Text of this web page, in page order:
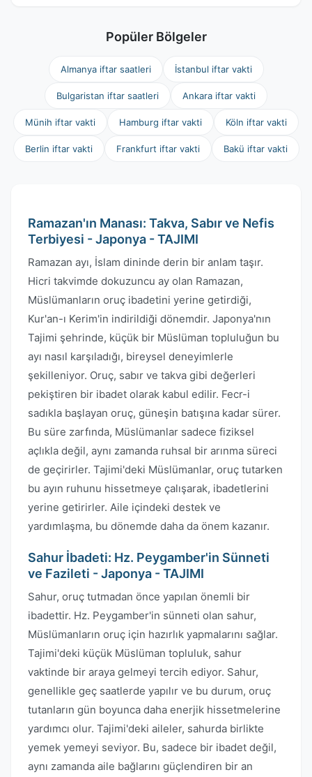
Popüler Bölgeler
Almanya iftar saatleri İstanbul iftar vakti
Bulgaristan iftar saatleri Ankara iftar vakti
Münih iftar vakti Hamburg iftar vakti Köln iftar vakti
Berlin iftar vakti Frankfurt iftar vakti Bakü iftar vakti
Ramazan'ın Manası: Takva, Sabır ve Nefis
Terbiyesi - Japonya - TAJIMI
Ramazan ayı, İslam dininde derin bir anlam taşır.
Hicri takvimde dokuzuncu ay olan Ramazan,
Müslümanların oruç ibadetini yerine getirdiği,
Kur'an-ı Kerim'in indirildiği dönemdir. Japonya'nın
Tajimi şehrinde, küçük bir Müslüman topluluğun bu
ayı nasıl karşıladığı, bireysel deneyimlerle
şekilleniyor. Oruç, sabır ve takva gibi değerleri
pekiştiren bir ibadet olarak kabul edilir. Fecr-i
sadıkla başlayan oruç, güneşin batışına kadar sürer.
Bu süre zarfında, Müslümanlar sadece fiziksel
açlıkla değil, aynı zamanda ruhsal bir arınma süreci
de geçirirler. Tajimi'deki Müslümanlar, oruç tutarken
bu ayın ruhunu hissetmeye çalışarak, ibadetlerini
yerine getirirler. Aile içindeki destek ve
yardımlaşma, bu dönemde daha da önem kazanır.
Sahur İbadeti: Hz. Peygamber'in Sünneti
ve Fazileti - Japonya - TAJIMI
Sahur, oruç tutmadan önce yapılan önemli bir
ibadettir. Hz. Peygamber'in sünneti olan sahur,
Müslümanların oruç için hazırlık yapmalarını sağlar.
Tajimi'deki küçük Müslüman topluluk, sahur
vaktinde bir araya gelmeyi tercih ediyor. Sahur,
genellikle geç saatlerde yapılır ve bu durum, oruç
tutanların gün boyunca daha enerjik hissetmelerine
yardımcı olur. Tajimi'deki aileler, sahurda birlikte
yemek yemeyi seviyor. Bu, sadece bir ibadet değil,
aynı zamanda aile bağlarını güçlendiren bir an